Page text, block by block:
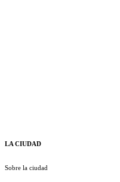
LA CIUDAD
Sobre la ciudad